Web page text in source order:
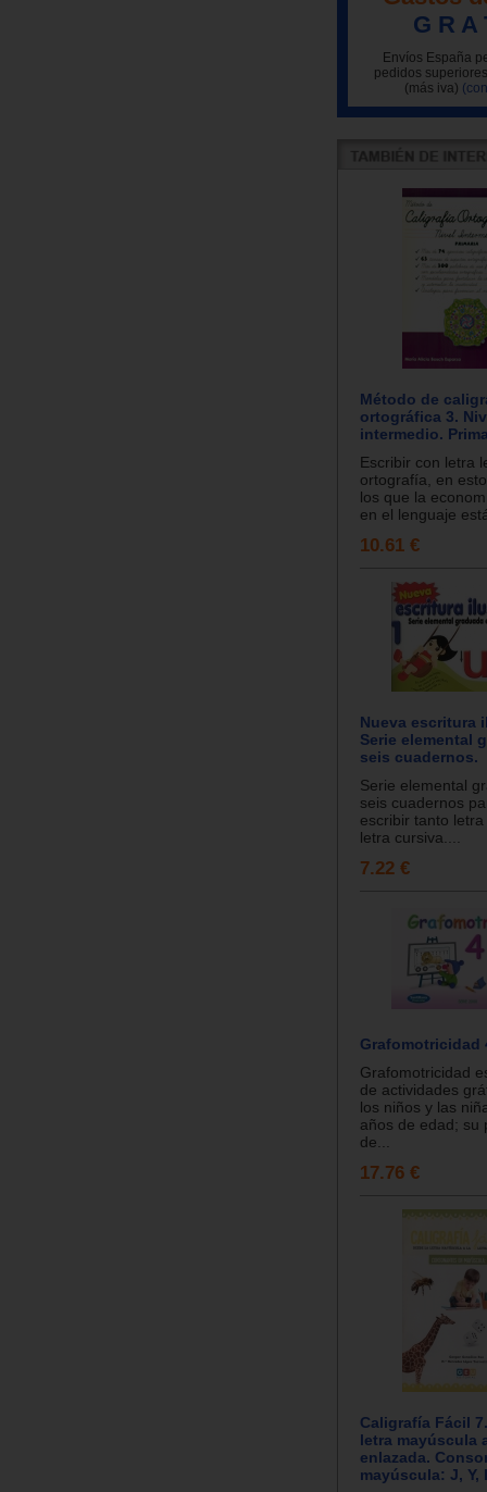
G R A
Envíos España
pedidos
(más iva)
Método de
ortográfica 3.
intermedio.
Escribir con letra
ortografía, en
los que la
en el lenguaje
10.61 €
Nueva escritura
Serie elemental
seis cuadernos.
Serie elemental
seis cuadernos
escribir tanto
letra cursiva....
7.22 €
Grafomotricidad
Grafomotricidad
de actividades
los niños y las
años de edad; su
de...
17.76 €
Caligrafía Fácil
letra mayúscula
enlazada.
mayúscula: J, Y,